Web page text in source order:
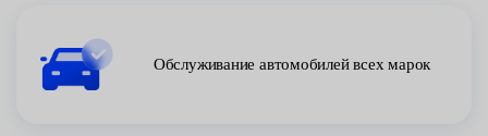
Обслуживание автомобилей всех марок